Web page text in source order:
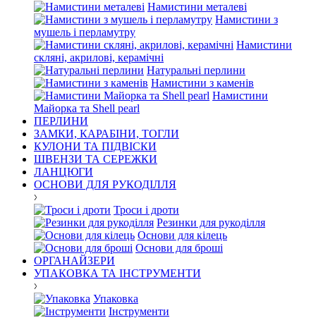
Намистини металеві
Намистини з
мушель і перламутру
Намистини
скляні, акрилові, керамічні
Натуральні перлини
Намистини з каменів
Намистини
Майорка та Shell pearl
ПЕРЛИНИ
ЗАМКИ, КАРАБІНИ, ТОГЛИ
КУЛОНИ ТА ПІДВІСКИ
ШВЕНЗИ ТА СЕРЕЖКИ
ЛАНЦЮГИ
ОСНОВИ ДЛЯ РУКОДІЛЛЯ
Троси і дроти
Резинки для рукоділля
Основи для кілець
Основи для броші
ОРГАНАЙЗЕРИ
УПАКОВКА ТА ІНСТРУМЕНТИ
Упаковка
Інструменти